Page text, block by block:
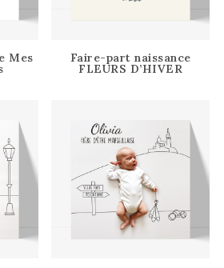
Mes Faire-part naissance
FLEURS D’HIVER